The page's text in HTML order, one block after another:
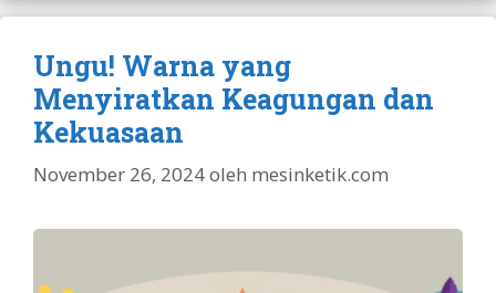
Ungu! Warna yang
Menyiratkan Keagungan dan
Kekuasaan
November 26, 2024oleh mesinketik.com